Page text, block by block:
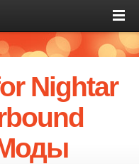
Nightar